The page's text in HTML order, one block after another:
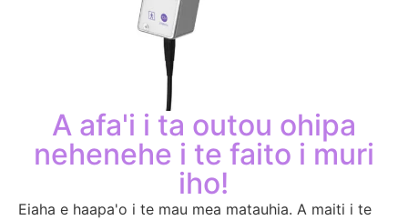
A afa'i i ta outou ohipa
nehenehe i te faito i muri
iho!
Eiaha e haapa'o i te mau mea matauhia. A maiti i te